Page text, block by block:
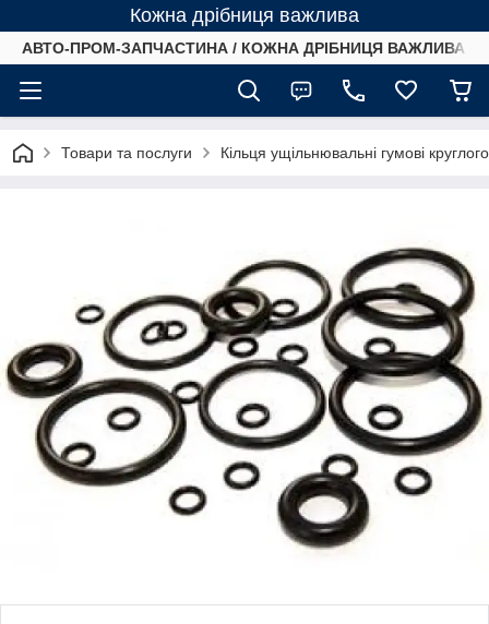
Кожна дрібниця важлива
АВТО-ПРОМ-ЗАПЧАСТИНА / КОЖНА ДРІБНИЦЯ ВАЖЛИВА /
Товари та послуги Кільця ущільнювальні гумові